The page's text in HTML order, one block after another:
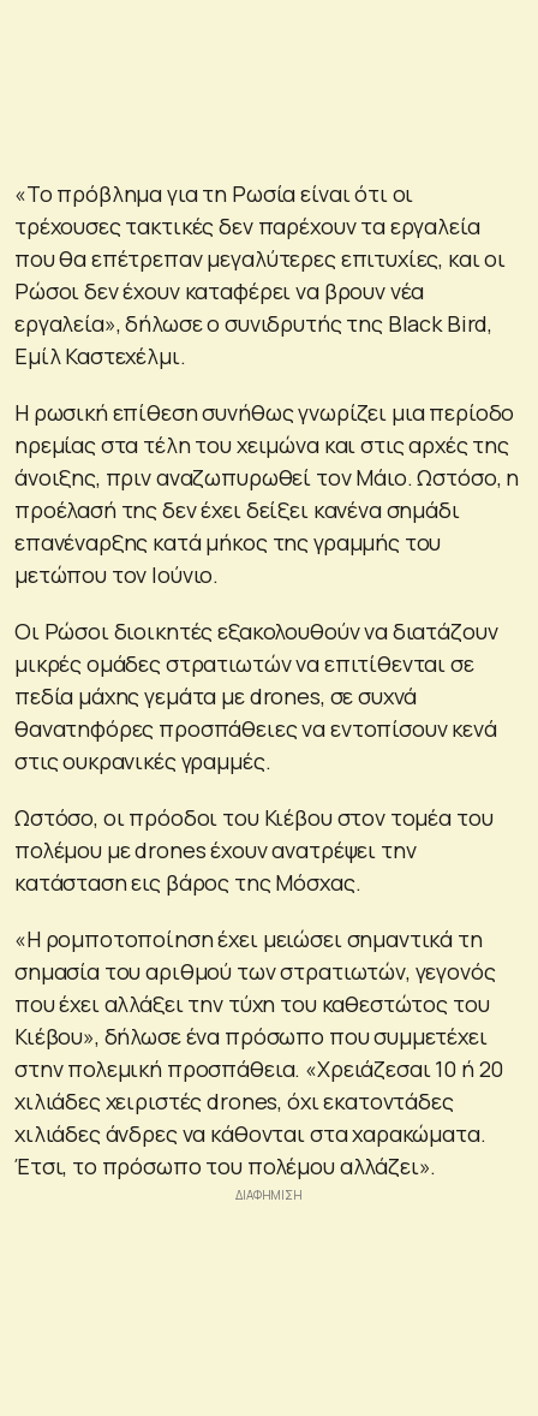
«Το πρόβλημα για τη Ρωσία είναι ότι οι
τρέχουσες τακτικές δεν παρέχουν τα εργαλεία
που θα επέτρεπαν μεγαλύτερες επιτυχίες, και οι
Ρώσοι δεν έχουν καταφέρει να βρουν νέα
εργαλεία», δήλωσε ο συνιδρυτής της Black Bird,
Εμίλ Καστεχέλμι.
Η ρωσική επίθεση συνήθως γνωρίζει μια περίοδο
ηρεμίας στα τέλη του χειμώνα και στις αρχές της
άνοιξης, πριν αναζωπυρωθεί τον Μάιο. Ωστόσο, η
προέλασή της δεν έχει δείξει κανένα σημάδι
επανέναρξης κατά μήκος της γραμμής του
μετώπου τον Ιούνιο.
Οι Ρώσοι διοικητές εξακολουθούν να διατάζουν
μικρές ομάδες στρατιωτών να επιτίθενται σε
πεδία μάχης γεμάτα με drones, σε συχνά
θανατηφόρες προσπάθειες να εντοπίσουν κενά
στις ουκρανικές γραμμές.
Ωστόσο, οι πρόοδοι του Κιέβου στον τομέα του
πολέμου με drones έχουν ανατρέψει την
κατάσταση εις βάρος της Μόσχας.
«Η ρομποτοποίηση έχει μειώσει σημαντικά τη
σημασία του αριθμού των στρατιωτών, γεγονός
που έχει αλλάξει την τύχη του καθεστώτος του
Κιέβου», δήλωσε ένα πρόσωπο που συμμετέχει
στην πολεμική προσπάθεια. «Χρειάζεσαι 10 ή 20
χιλιάδες χειριστές drones, όχι εκατοντάδες
χιλιάδες άνδρες να κάθονται στα χαρακώματα.
Έτσι, το πρόσωπο του πολέμου αλλάζει».